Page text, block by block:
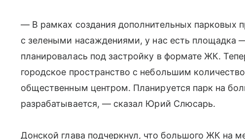
— В рамках создания дополнительных парковых
с зелеными насаждениями, у нас есть площадка
планировалась под застройку в формате ЖК.
городское пространство с небольшим
общественным центром. Планируется парк на
разрабатывается, — сказал Юрий Слюсарь.
Донской глава подчеркнул, что большого ЖК на